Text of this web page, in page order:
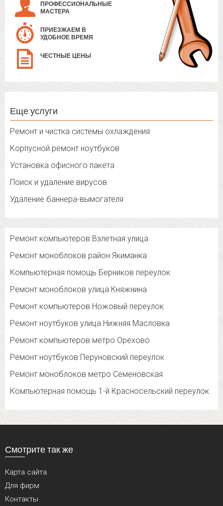
ПРОФЕССИОНАЛЬНЫЕ
МАСТЕРА
ПРИЕЗЖАЕМ В
УДОБНОЕ ВРЕМЯ
ЧЕСТНЫЕ ЦЕНЫ
Еще услуги
Ремонт и чистка системы охлаждения
Корпусной ремонт ноутбуков
Установка офисного пакета
Поиск и удаление вирусов
Удаление баннера-вымогателя
Ремонт компьютеров Взлетная улица
Ремонт моноблоков район Якиманка
Компьютерная помощь Берников переулок
Ремонт моноблоков улица Княжнина
Ремонт компьютеров Ножовый переулок
Ремонт ноутбуков улица Нижняя Масловка
Ремонт компьютеров метро Орехово
Ремонт ноутбуков Перуновский переулок
Ремонт моноблоков метро Семеновская
Компьютерная помощь 1-й Красносельский переулок
Смотрите так же
Карта сайта
Для фирм
Контакты